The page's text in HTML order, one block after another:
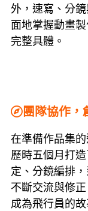
外，速寫、分
面地掌握動畫
完整具體。
團隊協作，
在準備作品集
歷時五個月打
定、分鏡編排
不斷交流與修
成為飛行員的